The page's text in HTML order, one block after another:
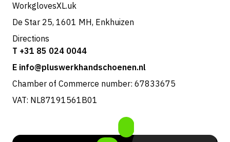
WorkglovesXL.uk
De Star 25, 1601 MH, Enkhuizen
Directions
T +31 85 024 0044
E info@pluswerkhandschoenen.nl
Chamber of Commerce number: 67833675
VAT: NL87191561B01